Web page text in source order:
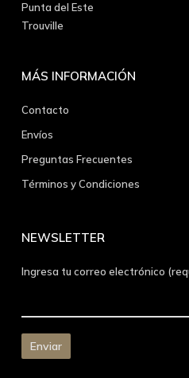
Punta del Este
Trouville
MÁS INFORMACIÓN
Contacto
Envíos
Preguntas Frecuentes
Términos y Condiciones
NEWSLETTER
Ingresa tu correo electrónico